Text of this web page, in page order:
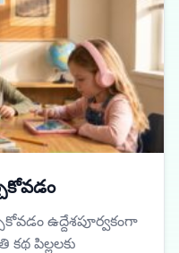
ఉద్దేశపూర్వకంగా
పిల్లలకు